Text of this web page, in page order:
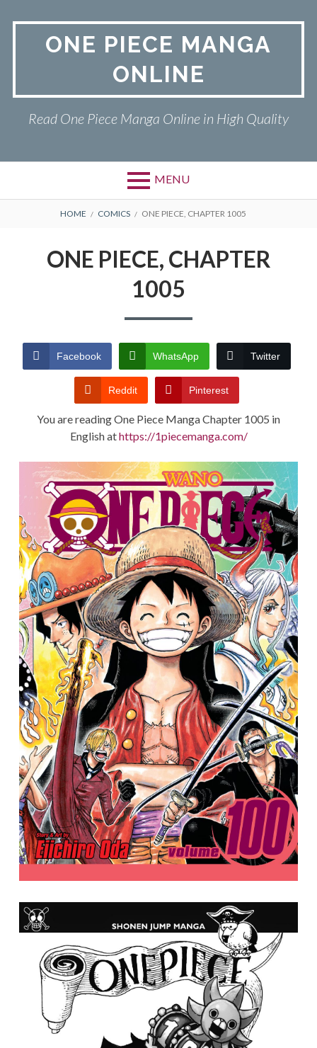
ONE PIECE MANGA
ONLINE
Read One Piece Manga Online in High Quality
MENU
Primary
ONE PIECE
BREADCRUMBS
HOME COMICS ONE PIECE, CHAPTER 1005
ONE PIECE, CHAPTER
1005
Facebook WhatsApp Twitter
Reddit Pinterest
You are reading One Piece Manga Chapter 1005 in
English athttps://1piecemanga.com/